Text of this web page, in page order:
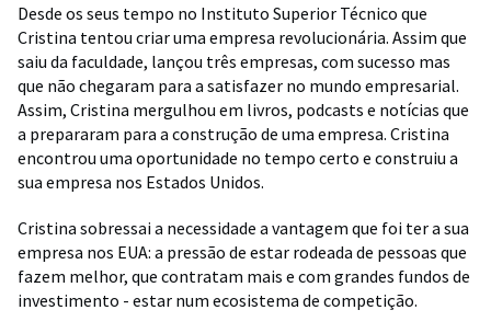
Desde os seus tempo no Instituto Superior Técnico que
Cristina tentou criar uma empresa revolucionária. Assim que
saiu da faculdade, lançou três empresas, com sucesso mas
que não chegaram para a satisfazer no mundo empresarial.
Assim, Cristina mergulhou em livros, podcasts e notícias que
a prepararam para a construção de uma empresa. Cristina
encontrou uma oportunidade no tempo certo e construiu a
sua empresa nos Estados Unidos.
Cristina sobressai a necessidade a vantagem que foi ter a sua
empresa nos EUA: a pressão de estar rodeada de pessoas que
fazem melhor, que contratam mais e com grandes fundos de
investimento - estar num ecosistema de competição.